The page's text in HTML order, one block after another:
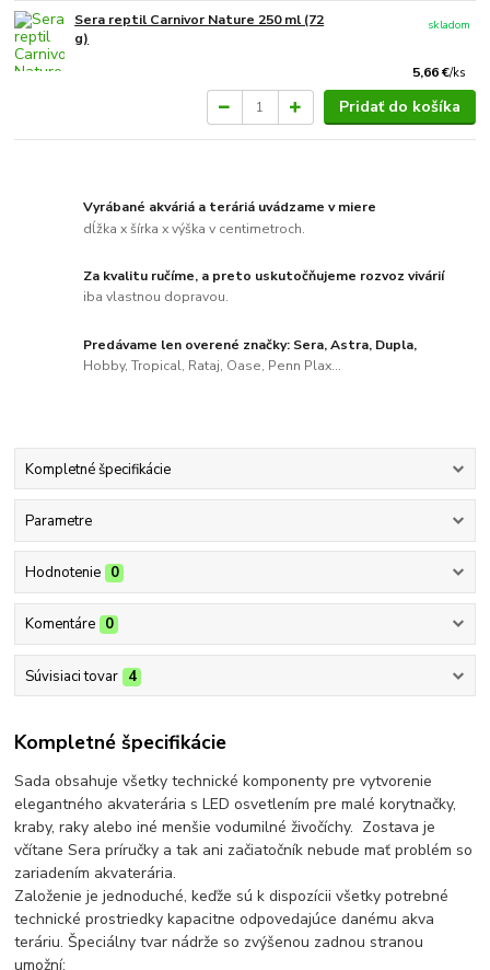
Sera reptil Carnivor Nature 250 ml (72
g)
5,66 €/ks
skladom
Pridať do košíka
Vyrábané akváriá a teráriá uvádzame v miere
dĺžka x šírka x výška v centimetroch.
Za kvalitu ručíme, a preto uskutočňujeme rozvoz vivárií
iba vlastnou dopravou.
Predávame len overené značky: Sera, Astra, Dupla,
Hobby, Tropical, Rataj, Oase, Penn Plax...
Kompletné špecifikácie
Parametre
Hodnotenie 0
Komentáre 0
Súvisiaci tovar 4
Kompletné špecifikácie
Sada obsahuje všetky technické komponenty pre vytvorenie
elegantného akvaterária s LED osvetlením pre malé korytnačky,
kraby, raky alebo iné menšie vodumilné živočíchy. Zostava je
včítane Sera príručky a tak ani začiatočník nebude mať problém so
zariadením akvaterária.
Založenie je jednoduché, keďže sú k dispozícii všetky potrebné
technické prostriedky kapacitne odpovedajúce danému akva
teráriu. Špeciálny tvar nádrže so zvýšenou zadnou stranou
umožní: